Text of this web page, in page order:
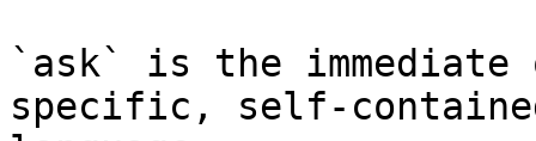
`ask` is the
specific, self-